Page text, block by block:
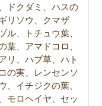
ドクダミ、ハスの
リソウ、クマザ
ル、トチュウ葉、
葉、アマドコロ、
リ、ハブ草、ハト
の実、レンセンソ
、イチジクの葉、
モロヘイヤ、セッ